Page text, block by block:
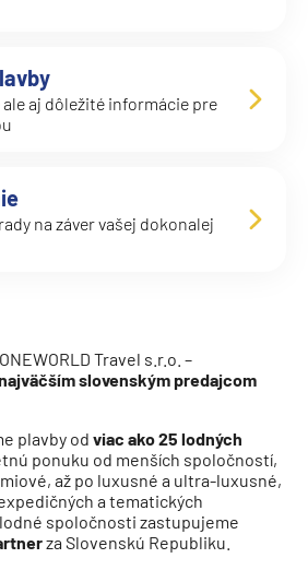
America
Asia
Atlantic
ale aj dôležité informácie pre
na záver vašej dokonalej
Travel s.r.o. –
slovenským predajcom
plavby od viac ako 25 lodných
ponuku od menších spoločností,
až po luxusné a ultra-luxusné,
a tematických
spoločnosti zastupujeme
za Slovenskú Republiku.